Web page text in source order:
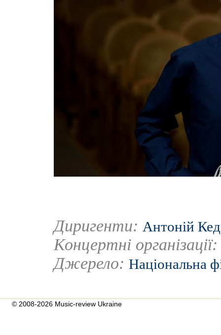
Диригенти: Антоній
Концертні
Джерело: Національна
© 2008-2026 Music-review Ukraine